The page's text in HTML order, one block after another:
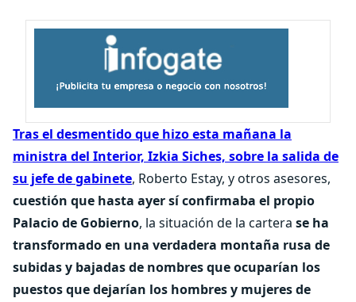
Tras el desmentido que hizo esta mañana la
ministra del Interior, Izkia Siches, sobre la salida de
su jefe de gabinete, Roberto Estay, y otros asesores,
cuestión que hasta ayer sí confirmaba el propio
Palacio de Gobierno, la situación de la cartera se ha
transformado en una verdadera montaña rusa de
subidas y bajadas de nombres que ocuparían los
puestos que dejarían los hombres y mujeres de